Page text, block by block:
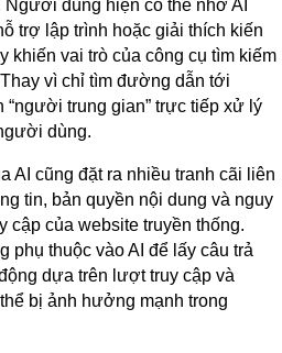
dùng hiện có thể nhờ AI
trợ lập trình hoặc giải thích kiến
khiến vai trò của công cụ tìm kiếm
vì chỉ tìm đường dẫn tới
“người trung gian” trực tiếp xử lý
dùng.
AI cũng đặt ra nhiều tranh cãi liên
tin, bản quyền nội dung và nguy
của website truyền thống.
phụ thuộc vào AI để lấy câu trả
dựa trên lượt truy cập và
bị ảnh hưởng mạnh trong